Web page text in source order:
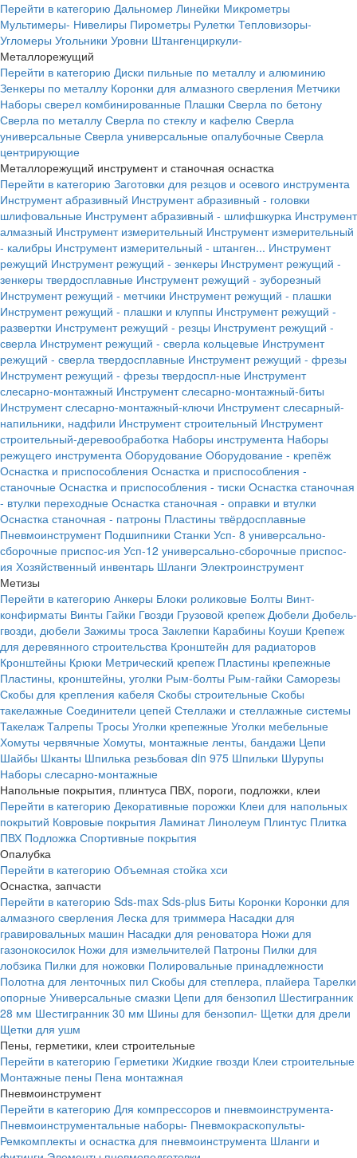
Перейти в категорию Дальномер Линейки Микрометры
Мультимеры- Нивелиры Пирометры Рулетки Тепловизоры-
Угломеры Угольники Уровни Штангенциркули-
Металлорежущий
Перейти в категорию Диски пильные по металлу и алюминию
Зенкеры по металлу Коронки для алмазного сверления Метчики
Наборы сверел комбинированные Плашки Сверла по бетону
Сверла по металлу Сверла по стеклу и кафелю Сверла
универсальные Сверла универсальные опалубочные Сверла
центрирующие
Металлорежущий инструмент и станочная оснастка
Перейти в категорию Заготовки для резцов и осевого инструмента
Инструмент абразивный Инструмент абразивный - головки
шлифовальные Инструмент абразивный - шлифшкурка Инструмент
алмазный Инструмент измерительный Инструмент измерительный
- калибры Инструмент измерительный - штанген... Инструмент
режущий Инструмент режущий - зенкеры Инструмент режущий -
зенкеры твердосплавные Инструмент режущий - зуборезный
Инструмент режущий - метчики Инструмент режущий - плашки
Инструмент режущий - плашки и клуппы Инструмент режущий -
развертки Инструмент режущий - резцы Инструмент режущий -
сверла Инструмент режущий - сверла кольцевые Инструмент
режущий - сверла твердосплавные Инструмент режущий - фрезы
Инструмент режущий - фрезы твердоспл-ные Инструмент
слесарно-монтажный Инструмент слесарно-монтажный-биты
Инструмент слесарно-монтажный-ключи Инструмент слесарный-
напильники, надфили Инструмент строительный Инструмент
строительный-деревообработка Наборы инструмента Наборы
режущего инструмента Оборудование Оборудование - крепёж
Оснастка и приспособления Оснастка и приспособления -
станочные Оснастка и приспособления - тиски Оснастка станочная
- втулки переходные Оснастка станочная - оправки и втулки
Оснастка станочная - патроны Пластины твёрдосплавные
Пневмоинструмент Подшипники Станки Усп- 8 универсально-
сборочные приспос-ия Усп-12 универсально-сборочные приспос-
ия Хозяйственный инвентарь Шланги Электроинструмент
Метизы
Перейти в категорию Анкеры Блоки роликовые Болты Винт-
конфирматы Винты Гайки Гвозди Грузовой крепеж Дюбели Дюбель-
гвозди, дюбели Зажимы троса Заклепки Карабины Коуши Крепеж
для деревянного строительства Кронштейн для радиаторов
Кронштейны Крюки Метрический крепеж Пластины крепежные
Пластины, кронштейны, уголки Рым-болты Рым-гайки Саморезы
Скобы для крепления кабеля Скобы строительные Скобы
такелажные Соединители цепей Стеллажи и стеллажные системы
Такелаж Талрепы Тросы Уголки крепежные Уголки мебельные
Хомуты червячные Хомуты, монтажные ленты, бандажи Цепи
Шайбы Шканты Шпилька резьбовая din 975 Шпильки Шурупы
Наборы слесарно-монтажные
Напольные покрытия, плинтуса ПВХ, пороги, подложки, клеи
Перейти в категорию Декоративные порожки Клеи для напольных
покрытий Ковровые покрытия Ламинат Линолеум Плинтус Плитка
ПВХ Подложка Спортивные покрытия
Опалубка
Перейти в категорию Объемная стойка хси
Оснастка, запчасти
Перейти в категорию Sds-max Sds-plus Биты Коронки Коронки для
алмазного сверления Леска для триммера Насадки для
гравировальных машин Насадки для реноватора Ножи для
газонокосилок Ножи для измельчителей Патроны Пилки для
лобзика Пилки для ножовки Полировальные принадлежности
Полотна для ленточных пил Скобы для степлера, плайера Тарелки
опорные Универсальные смазки Цепи для бензопил Шестигранник
28 мм Шестигранник 30 мм Шины для бензопил- Щетки для дрели
Щетки для ушм
Пены, герметики, клеи строительные
Перейти в категорию Герметики Жидкие гвозди Клеи строительные
Монтажные пены Пена монтажная
Пневмоинструмент
Перейти в категорию Для компрессоров и пневмоинструмента-
Пневмоинструментальные наборы- Пневмокраскопульты-
Ремкомплекты и оснастка для пневмоинструмента Шланги и